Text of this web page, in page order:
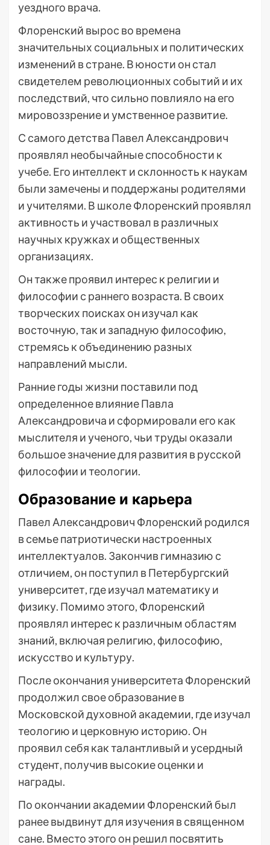
уездного врача.
Флоренский вырос во времена
значительных социальных и политических
изменений в стране. В юности он стал
свидетелем революционных событий и их
последствий, что сильно повлияло на его
мировоззрение и умственное развитие.
С самого детства Павел Александрович
проявлял необычайные способности к
учебе. Его интеллект и склонность к наукам
были замечены и поддержаны родителями
и учителями. В школе Флоренский проявлял
активность и участвовал в различных
научных кружках и общественных
организациях.
Он также проявил интерес к религии и
философии с раннего возраста. В своих
творческих поисках он изучал как
восточную, так и западную философию,
стремясь к объединению разных
направлений мысли.
Ранние годы жизни поставили под
определенное влияние Павла
Александровича и сформировали его как
мыслителя и ученого, чьи труды оказали
большое значение для развития в русской
философии и теологии.
Образование и карьера
Павел Александрович Флоренский родился
в семье патриотически настроенных
интеллектуалов. Закончив гимназию с
отличием, он поступил в Петербургский
университет, где изучал математику и
физику. Помимо этого, Флоренский
проявлял интерес к различным областям
знаний, включая религию, философию,
искусство и культуру.
После окончания университета Флоренский
продолжил свое образование в
Московской духовной академии, где изучал
теологию и церковную историю. Он
проявил себя как талантливый и усердный
студент, получив высокие оценки и
награды.
По окончании академии Флоренский был
ранее выдвинут для изучения в священном
сане. Вместо этого он решил посвятить